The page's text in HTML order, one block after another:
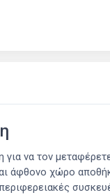
να τον
άφθονο χώρο